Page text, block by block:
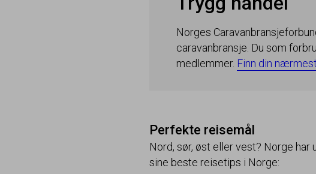
Norges
caravanbransje. Du som
medlemmer. Finn din
Perfekte reisemål
Nord, sør, øst eller vest? Norge
sine beste reisetips i Norge: